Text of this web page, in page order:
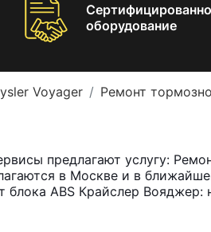
оборудование
Voyager Ремонт
предлагают услугу:
в Москве и в
блока ABS Крайслер Вояджер: